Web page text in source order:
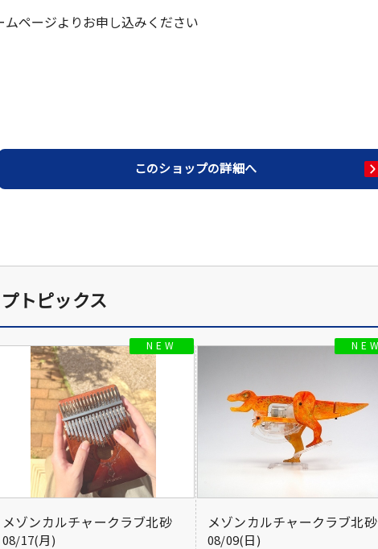
ページよりお申し込みください
このショップの詳細へ
トピックス
メゾンカルチャークラブ北砂
08/17(月)
メゾンカルチャークラブ北砂
08/09(日)